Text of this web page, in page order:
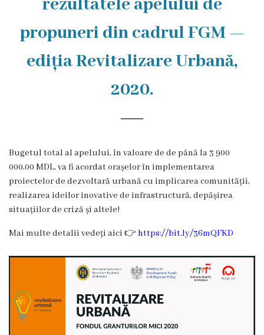
Primăria
Zile
Aparatul
primăriei
Competențele
primarului
Dispozițiile
primarului
Plăți
rezultatele apelului de
propuneri din cadrul FGM —
ediția Revitalizare Urbană,
2020.
Bugetul total al apelului, în valoare de de până la 3 900
000,00 MDL, va fi acordat orașelor în implementarea
proiectelor de dezvoltară urbană cu implicarea comunității,
realizarea ideilor inovative de infrastructură, depășirea
situațiilor de criză și altele!
Mai multe detalii vedeți aici 👉 https://bit.ly/36mQFKD